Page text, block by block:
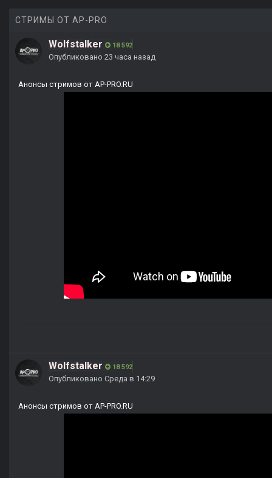
СТРИМЫ ОТ AP-PRO
Wolfstalker 18 592
Опубликовано 23 часа назад
Анонсы стримов от AP-PRO.RU
Wolfstalker 18 592
Опубликовано Среда в 14:29
Анонсы стримов от AP-PRO.RU